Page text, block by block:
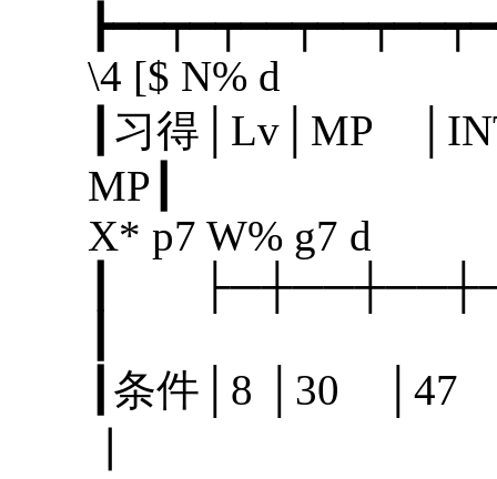
\4 [$ N% d
┃习得│Lv│MP
X* p7 W% g7 d
┃
┃条件│8 │30